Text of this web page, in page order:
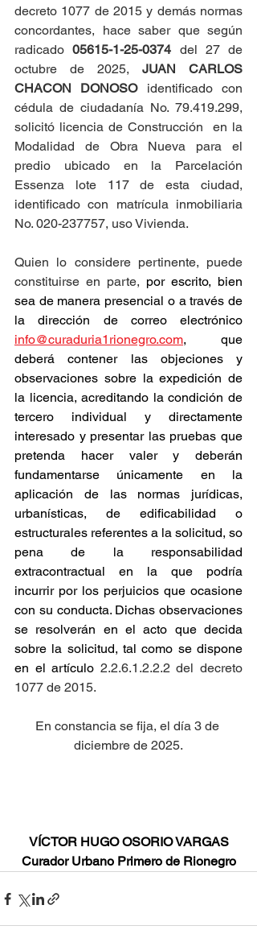
decreto 1077 de 2015 y demás normas
concordantes, hace saber que según
radicado 05615-1-25-0374 del 27 de
octubre de 2025, JUAN CARLOS
CHACON DONOSO identificado con
cédula de ciudadanía No. 79.419.299,
solicitó licencia de Construcción  en la
Modalidad de Obra Nueva para el
predio ubicado en la Parcelación
Essenza lote 117 de esta ciudad,
identificado con matrícula inmobiliaria
No. 020-237757, uso Vivienda.
Quien lo considere pertinente, puede
constituirse en parte, por escrito, bien
sea de manera presencial o a través de
info@curaduria1rionegro.com, que
deberá contener las objeciones y
observaciones sobre la expedición de
la licencia, acreditando la condición de
tercero individual y directamente
interesado y presentar las pruebas que
pretenda hacer valer y deberán
fundamentarse únicamente en la
aplicación de las normas jurídicas,
urbanísticas, de edificabilidad o
estructurales referentes a la solicitud, so
pena de la responsabilidad
extracontractual en la que podría
incurrir por los perjuicios que ocasione
con su conducta. Dichas observaciones
se resolverán en el acto que decida
sobre la solicitud, tal como se dispone
en el artículo 2.2.6.1.2.2.2 del decreto
1077 de 2015.
En constancia se fija, el día 3 de
diciembre de 2025.
VÍCTOR HUGO OSORIO VARGAS
Curador Urbano Primero de Rionegro